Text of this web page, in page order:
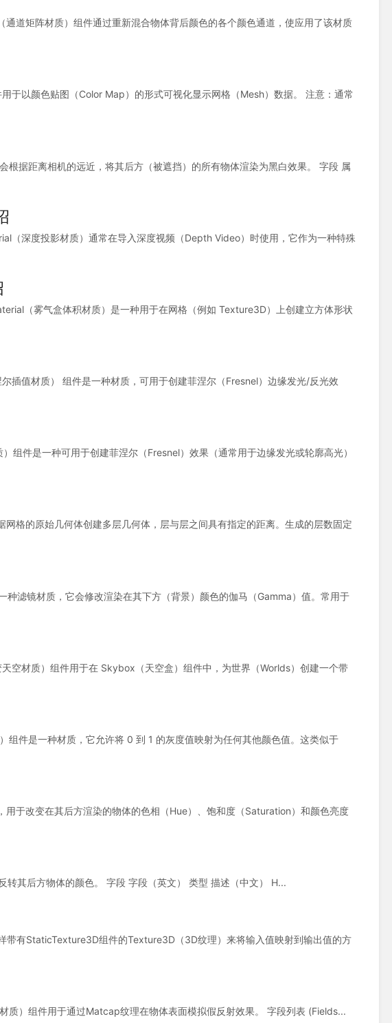
道矩阵材质）组件通过重新混合物体背后颜色的各个颜色通道，使应用了该材质
于以颜色贴图（Color Map）的形式可视化显示网格（Mesh）数据。 注意：通常
据距离相机的远近，将其后方（被遮挡）的所有物体渲染为黑白效果。 字段 属
深度投影材质）通常在导入深度视频（Depth Video）时使用，它作为一种特殊
（雾气盒体积材质）是一种用于在网格（例如 Texture3D）上创建立方体形状
插值材质） 组件是一种材质，可用于创建菲涅尔（Fresnel）边缘发光/反光效
组件是一种可用于创建菲涅尔（Fresnel）效果（通常用于边缘发光或轮廓高光）
格的原始几何体创建多层几何体，层与层之间具有指定的距离。生成的层数固定
滤镜材质，它会修改渲染在其下方（背景）颜色的伽马（Gamma）值。常用于
空材质）组件用于在 Skybox（天空盒）组件中，为世界（Worlds）创建一个带
件是一种材质，它允许将 0 到 1 的灰度值映射为任何其他颜色值。这类似于
用于改变在其后方渲染的物体的色相（Hue）、饱和度（Saturation）和颜色亮度
其后方物体的颜色。 字段 字段（英文） 类型 描述（中文） H...
带有StaticTexture3D组件的Texture3D（3D纹理）来将输入值映射到输出值的方
）组件用于通过Matcap纹理在物体表面模拟假反射效果。 字段列表 (Fields...